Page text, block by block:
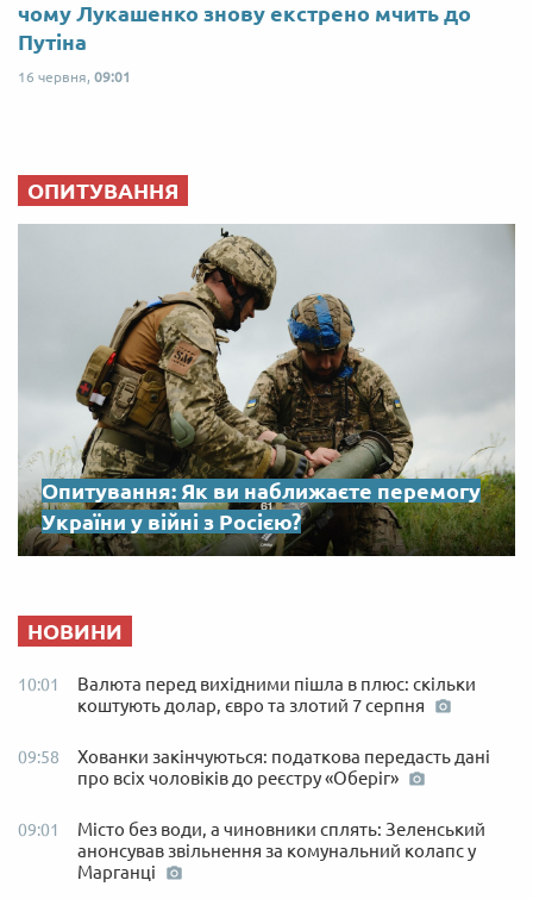
чому Лукашенко знову екстрено мчить до
Путіна
16 червня, 09:01
ОПИТУВАННЯ
Опитування: Як ви наближаєте перемогу
України у війні з Росією?
НОВИНИ
10:01
Валюта перед вихідними пішла в плюс: скільки
коштують долар, євро та злотий 7 серпня
09:58
Хованки закінчуються: податкова передасть дані
про всіх чоловіків до реєстру «Оберіг»
09:01
Місто без води, а чиновники сплять: Зеленський
анонсував звільнення за комунальний колапс у
Марганці